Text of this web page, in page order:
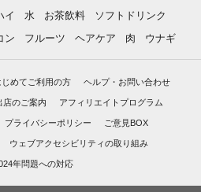
イ 水 お茶飲料
ソフトドリンク
ン フルーツ ヘアケア 肉 ウナギ
じめてご利用の方 ヘルプ・お問い合わせ
店のご案内 アフィリエイトプログラム
プライバシーポリシー ご意見BOX
ウェブアクセシビリティの取り組み
年問題への対応